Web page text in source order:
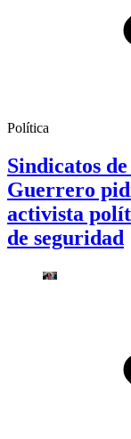
Política
Sindicatos
Guerrero
activista
de seguridad